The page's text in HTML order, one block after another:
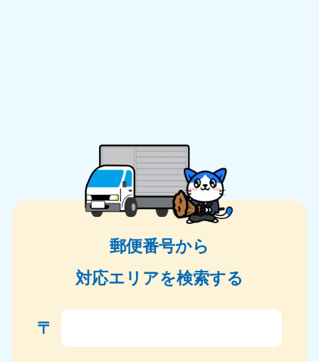
郵便番号から
対応エリアを検索する
〒